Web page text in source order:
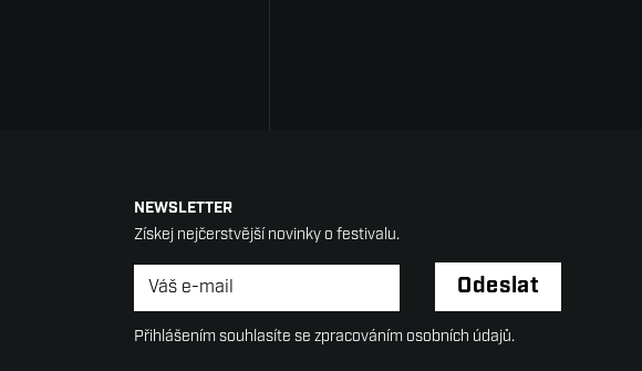
NEWSLETTER
Získej nejčerstvější novinky o festivalu.
Newsletter * Odeslat
Přihlášením souhlasíte se zpracováním osobních údajů.